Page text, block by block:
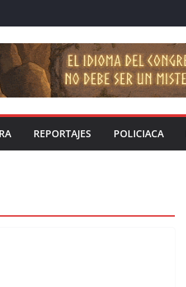
REPORTAJES POLICIACA